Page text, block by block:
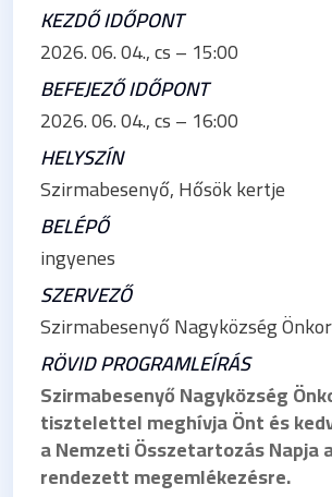
KEZDŐ IDŐPONT
2026. 06. 04., cs – 15:00
BEFEJEZŐ IDŐPONT
2026. 06. 04., cs – 16:00
HELYSZÍN
Szirmabesenyő, Hősök kertje
BELÉPŐ
ingyenes
SZERVEZŐ
Szirmabesenyő Nagyközség
RÖVID PROGRAMLEÍRÁS
Szirmabesenyő Nagyközség
tisztelettel meghívja Önt és
aNemzeti Összetartozás Napja
rendezett megemlékezésre.